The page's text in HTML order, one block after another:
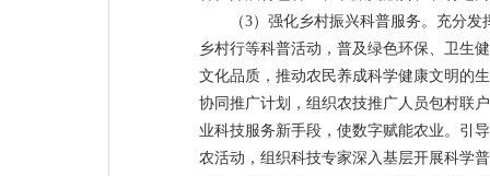
（3）强化乡村振兴科普服务。充分
乡村行等科普活动，普及绿色环保、卫生
文化品质，推动农民养成科学健康文明的
协同推广计划，组织农技推广人员包村联
业科技服务新手段，使数字赋能农业。引
农活动，组织科技专家深入基层开展科学